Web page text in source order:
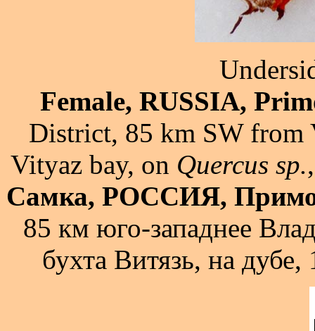
Female, RUSSIA,
District, 85 km SW from
Vityaz bay, on Quercus sp.
Самка, РОССИЯ,
85 км юго-западнее
бухта Витязь, на